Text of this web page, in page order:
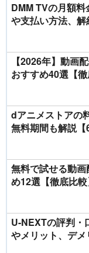
DMM TVの月額
や支払い方法、
【2026年】動画
おすすめ40選【徹
dアニメストアの
無料期間も解説
無料で試せる動
め12選【徹底比較
U-NEXTの評判・
やメリット、デメ